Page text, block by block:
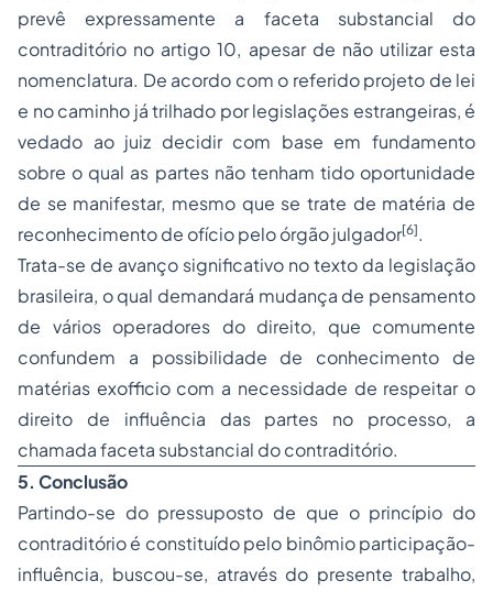
prevê expressamente a faceta substancial do
contraditório no artigo 10, apesar de não utilizar esta
nomenclatura. De acordo com o referido projeto de lei
e no caminho já trilhado por legislações estrangeiras, é
vedado ao juiz decidir com base em fundamento
sobre o qual as partes não tenham tido oportunidade
de se manifestar, mesmo que se trate de matéria de
reconhecimento de ofício pelo órgão julgador[6].
Trata-se de avanço significativo no texto da legislação
brasileira, o qual demandará mudança de pensamento
de vários operadores do direito, que comumente
confundem a possibilidade de conhecimento de
matérias exofficio com a necessidade de respeitar o
direito de influência das partes no processo, a
chamada faceta substancial do contraditório.
5. Conclusão
Partindo-se do pressuposto de que o princípio do
contraditório é constituído pelo binômio participação-
influência, buscou-se, através do presente trabalho,